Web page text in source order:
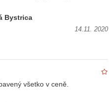
Bystrica
14.11. 2020
všetko v ceně.